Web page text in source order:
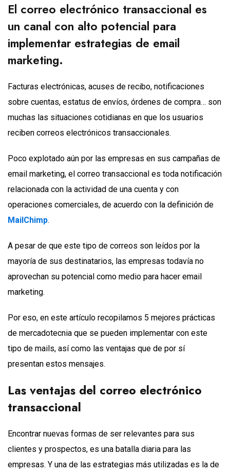
El correo electrónico transaccional es
un canal con alto potencial para
implementar estrategias de email
marketing.
Facturas electrónicas, acuses de recibo, notificaciones
sobre cuentas, estatus de envíos, órdenes de compra… son
muchas las situaciones cotidianas en que los usuarios
reciben correos electrónicos transaccionales.
Poco explotado aún por las empresas en sus campañas de
email marketing, el correo transaccional es toda notificación
relacionada con la actividad de una cuenta y con
operaciones comerciales, de acuerdo con la definición de
MailChimp.
A pesar de que este tipo de correos son leídos por la
mayoría de sus destinatarios, las empresas todavía no
aprovechan su potencial como medio para hacer email
marketing.
Por eso, en este artículo recopilamos 5 mejores prácticas
de mercadotecnia que se pueden implementar con este
tipo de mails, así como las ventajas que de por sí
presentan estos mensajes.
Las ventajas del correo electrónico
transaccional
Encontrar nuevas formas de ser relevantes para sus
clientes y prospectos, es una batalla diaria para las
empresas. Y una de las estrategias más utilizadas es la de